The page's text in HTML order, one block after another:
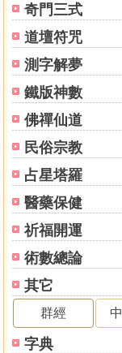
奇門三式
道壇符咒
測字解夢
鐵版神數
佛禪仙道
民俗宗教
占星塔羅
醫藥保健
祈福開運
術數總論
其它
群經
字典